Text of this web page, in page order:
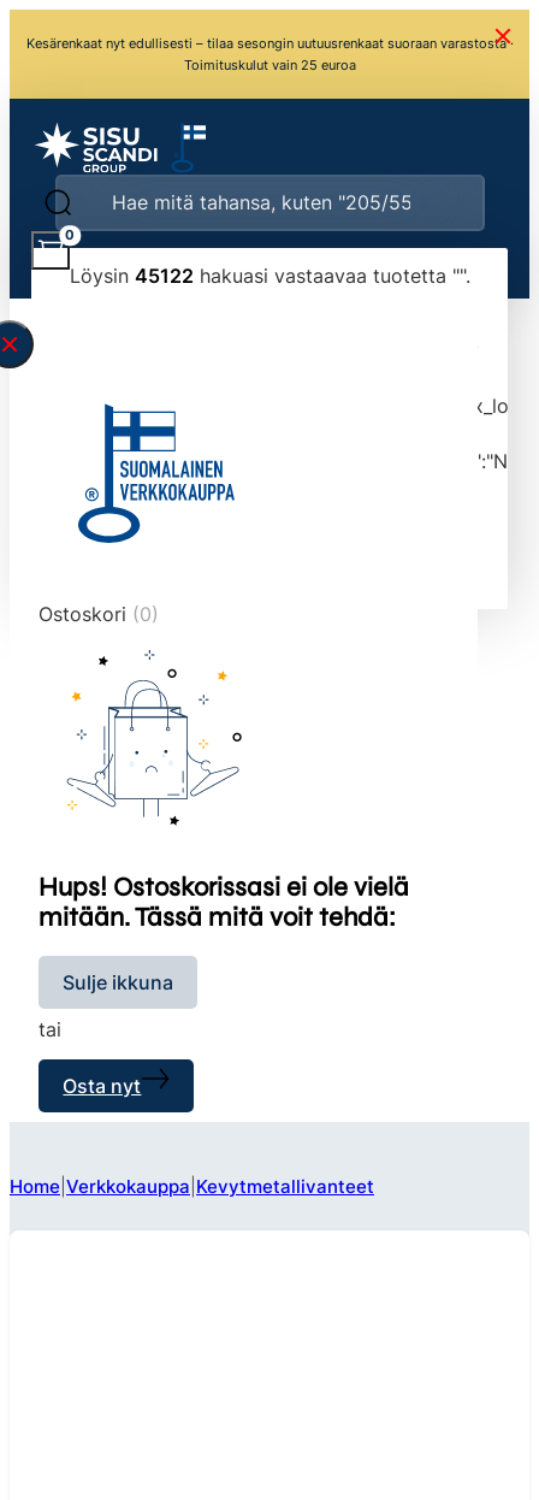
Kesärenkaat nyt edullisesti – tilaa sesongin uutuusrenkaat suoraan varastosta ·
Toimituskulut vain 25 euroa
Löysin 45122 hakuasi vastaavaa tuotetta "".
typed the search query correctly.<br>Currently
tmlmvi","meta_query":
data-original-query-vars="[]" data-page="1"
data-max-pages="4513" data-start="1" data-
end="10">
0
Ostoskori (0)
Hups! Ostoskorissasi ei ole vielä
mitään. Tässä mitä voit tehdä:
Sulje ikkuna
tai
Osta nyt
Home Verkkokauppa Kevytmetallivanteet